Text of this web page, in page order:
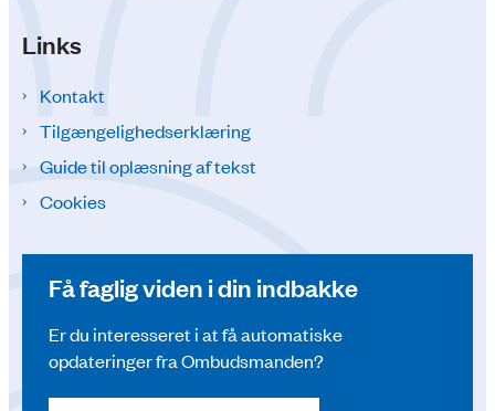
Links
Kontakt
Tilgængelighedserklæring
Guide til oplæsning af tekst
Cookies
Få faglig viden i din indbakke
Er du interesseret i at få automatiske
opdateringer fra Ombudsmanden?